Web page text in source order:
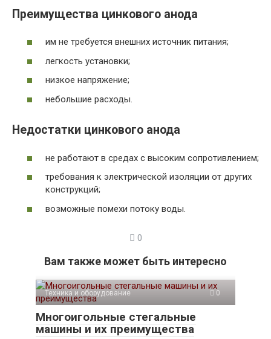
Преимущества цинкового анода
им не требуется внешних источник питания;
легкость установки;
низкое напряжение;
небольшие расходы.
Недостатки цинкового анода
не работают в средах с высоким сопротивлением;
требования к электрической изоляции от других
конструкций;
возможные помехи потоку воды.
0
Вам также может быть интересно
Техника и оборудование 0
Многоигольные стегальные
машины и их преимущества